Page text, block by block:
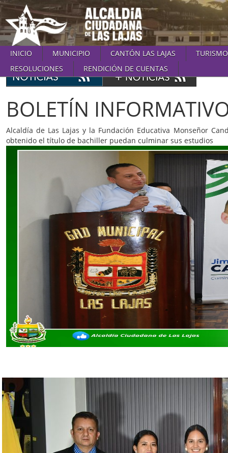
INICIO MUNICIPIO CANTÓN LAS LAJAS
TURISMO
RESOLUCIONES
RENDICIÓN DE CUENTAS
BOLETÍN
Alcaldía de Las Lajas y la Fundación Educativa Monseñor
obtenido el título de bachiller puedan culminar sus estudios